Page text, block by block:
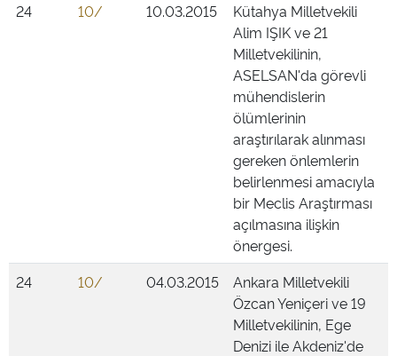
24
10/ 10.03.2015
Kütahya Milletvekili
Alim IŞIK ve 21
Milletvekilinin,
ASELSAN'da görevli
mühendislerin
ölümlerinin
araştırılarak alınması
gereken önlemlerin
belirlenmesi amacıyla
bir Meclis Araştırması
açılmasına ilişkin
önergesi.
24
10/ 04.03.2015
Ankara Milletvekili
Özcan Yeniçeri ve 19
Milletvekilinin, Ege
Denizi ile Akdeniz'de